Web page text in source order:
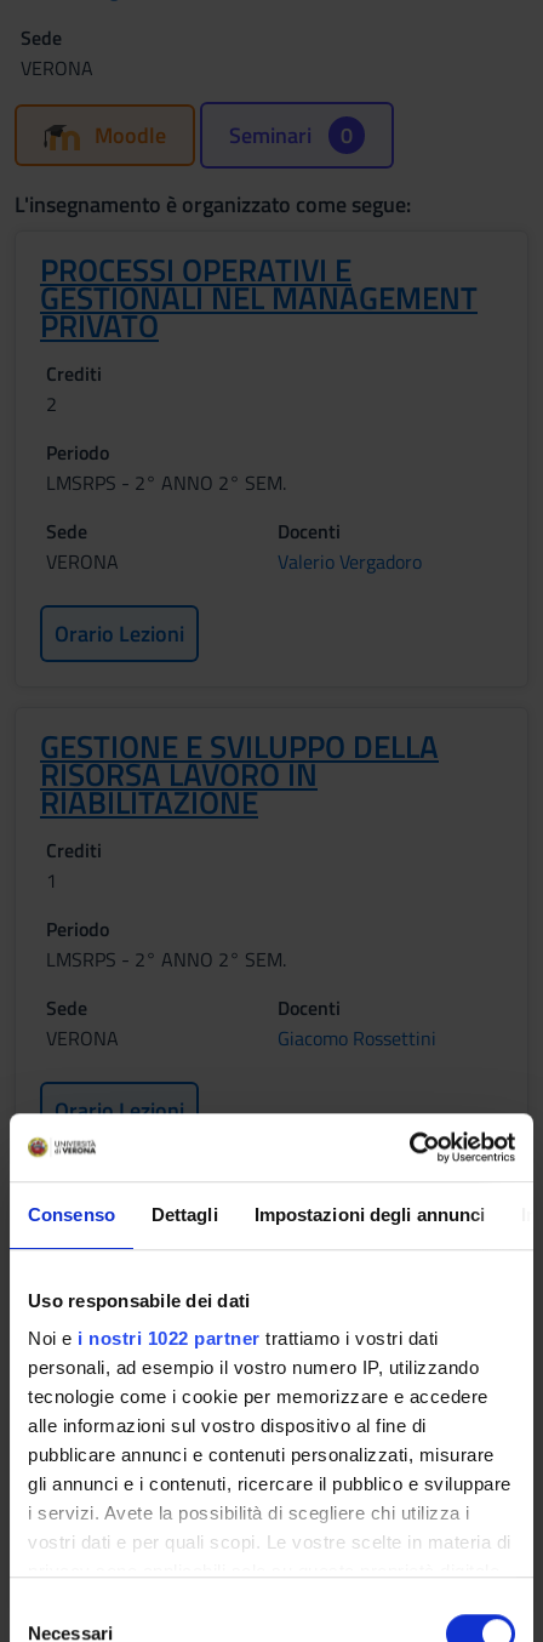
Consenso Dettagli Impostazioni degli annunci
Uso responsabile dei dati
Noi e i nostri 1022 partner trattiamo i vostri dati
personali, ad esempio il vostro numero IP, utilizzando
tecnologie come i cookie per memorizzare e accedere
alle informazioni sul vostro dispositivo al fine di
pubblicare annunci e contenuti personalizzati, misurare
gli annunci e i contenuti, ricercare il pubblico e sviluppare
i servizi. Avete la possibilità di scegliere chi utilizza i
vostri dati e per quali scopi. Le vostre scelte in materia di
modificare o revocare il proprio consenso in qualsiasi
Necessari
Sede
VERONA
Moodle Seminari 0
L'insegnamento è organizzato come segue:
PROCESSI OPERATIVI E
GESTIONALI NEL MANAGEMENT
PRIVATO
Crediti
2
Periodo
LMSRPS - 2° ANNO 2° SEM.
Sede
VERONA
Docenti
Valerio Vergadoro
Orario Lezioni
GESTIONE E SVILUPPO DELLA
RISORSA LAVORO IN
RIABILITAZIONE
Crediti
1
Periodo
LMSRPS - 2° ANNO 2° SEM.
Sede
VERONA
Docenti
Giacomo Rossettini
Orario Lezioni
EFFICACIA ED EFFICIENZA NEL
MANAGEMENT AZIENDALE
Crediti
1
Periodo
LMSRPS - 2° ANNO 2° SEM.
Sede
VERONA
Docenti
Valerio Vergadoro
Orario Lezioni